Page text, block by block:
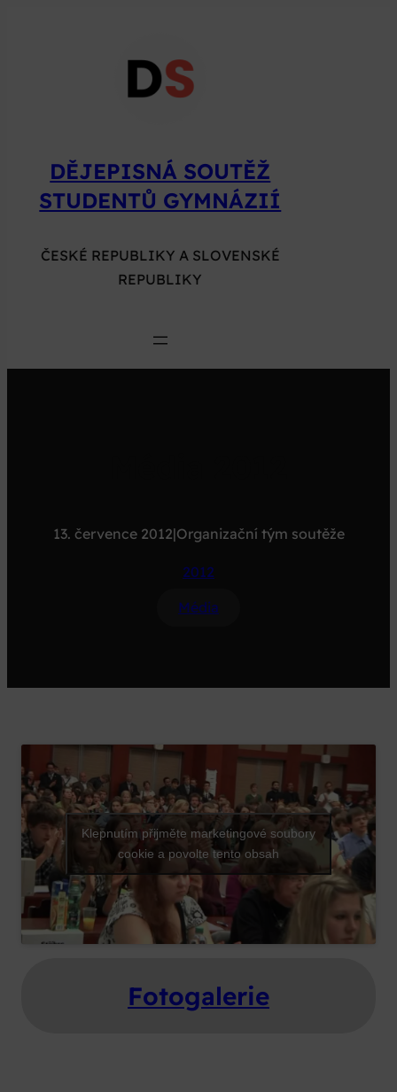
DĚJEPISNÁ SOUTĚŽ
STUDENTŮ GYMNÁZIÍ
ČESKÉ REPUBLIKY A SLOVENSKÉ
REPUBLIKY
13. července 2012|Organizační tým soutěže
2012
Média
Klepnutím přijměte marketingové soubory
cookie a povolte tento obsah
Fotogalerie